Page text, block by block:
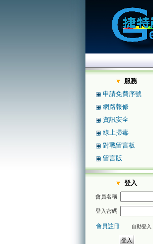
服務
申請免費序號
網路報修
資訊安全
線上掃毒
對戰留言板
留言版
登入
會員名稱
登入密碼
會員註冊 自動登入